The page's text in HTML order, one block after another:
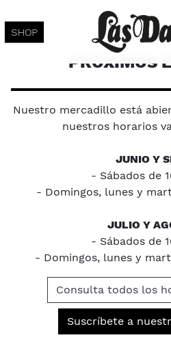
SHOP
PRÓXIMOS
Nuestro mercadillo está
nuestros horarios
JUNIO Y
- Sábados de
- Domingos, lunes y
JULIO Y
- Sábados de
- Domingos, lunes y
Consulta todos los
Suscríbete a